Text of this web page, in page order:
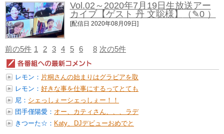
Vol.02～2020年7月19日生放送アー
カイブ【ゲスト 丹 文聡様】
（✎0 ）
[配信日 2020年08月09日]
前の5件 1 2 3 4 5 6 8 次の5件
レモン： 片桐さんの始まりはグラビアを取
りたい...
レモン： 好きな事を仕事にするってとても
憧れま...
尼： シェっしぇーシェっしぇー！！
HAH...
団手僅陽愛： オー、カティさん、、、ラデ
ィオハジメ...
きつーた☆： Katy、DJデビューおめでと